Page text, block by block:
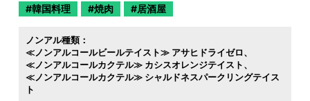
韓国料理 焼肉 居酒屋
ノンアル種類：
≪ノンアルコールビールテイスト≫ アサヒドライゼロ
≪ノンアルコールカクテル≫ カシスオレンジテイスト
≪ノンアルコールカクテル≫ シャルドネスパークリングテイス
ト